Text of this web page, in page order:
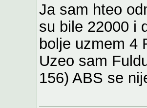
Ja sam hteo
su bile 22000 i
bolje uzmem 4
Uzeo sam
156) ABS se